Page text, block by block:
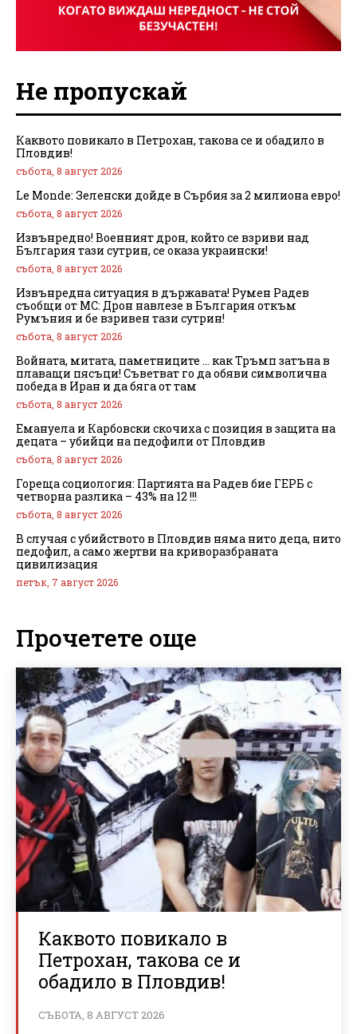
Не пропускай
Каквото повикало в Петрохан, такова се и обадило в
Пловдив!
събота, 8 август 2026
Le Monde: Зеленски дойде в Сърбия за 2 милиона евро!
събота, 8 август 2026
Извънредно! Военният дрон, който се взриви над
България тази сутрин, се оказа украински!
събота, 8 август 2026
Извънредна ситуация в държавата! Румен Радев
съобщи от МС: Дрон навлезе в България откъм
Румъния и бе взривен тази сутрин!
събота, 8 август 2026
Войната, митата, паметниците … как Тръмп затъна в
плаващи пясъци! Съветват го да обяви символична
победа в Иран и да бяга от там
събота, 8 август 2026
Емануела и Карбовски скочиха с позиция в защита на
децата – убийци на педофили от Пловдив
събота, 8 август 2026
Гореща социология: Партията на Радев бие ГЕРБ с
четворна разлика – 43% на 12 !!!
събота, 8 август 2026
В случая с убийството в Пловдив няма нито деца, нито
педофил, а само жертви на криворазбраната
цивилизация
петък, 7 август 2026
Прочетете още
Каквото повикало в
Петрохан, такова се и
обадило в Пловдив!
СЪБОТА, 8 АВГУСТ 2026